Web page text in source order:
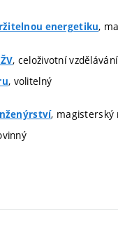
energetiku,
, celoživotní
, volitelný
, magisterský